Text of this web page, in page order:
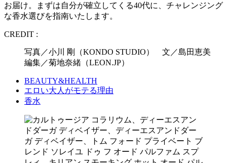
お届け。まずは自分が確立してくる40代に、チャレンジング
な香水選びを指南いたします。
CREDIT :
写真／小川 剛（KONDO STUDIO） 文／島田恵美
編集／菊地奈緒（LEON.JP）
BEAUTY&HEALTH
エロい大人がモテる理由
香水